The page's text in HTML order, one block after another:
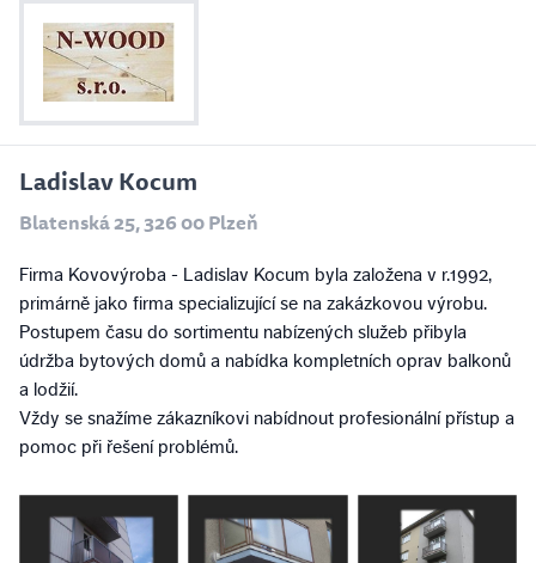
Ladislav Kocum
Blatenská 25, 326 00 Plzeň
Firma Kovovýroba - Ladislav Kocum byla založena v r.1992,
primárně jako firma specializující se na zakázkovou výrobu.
Postupem času do sortimentu nabízených služeb přibyla
údržba bytových domů a nabídka kompletních oprav balkonů
a lodžií.
Vždy se snažíme zákazníkovi nabídnout profesionální přístup a
pomoc při řešení problémů.